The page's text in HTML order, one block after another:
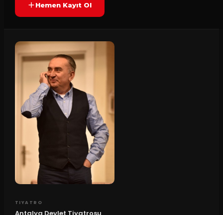
Hemen Kayıt Ol
TIYATRO